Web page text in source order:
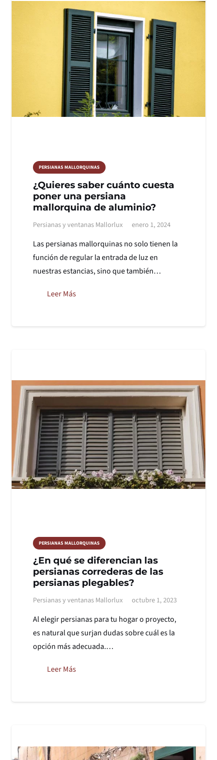
PERSIANAS MALLORQUINAS
¿Quieres saber cuánto cuesta
poner una persiana
mallorquina de aluminio?
Persianas y ventanas Mallorlux enero 1, 2024
Las persianas mallorquinas no solo tienen la
función de regular la entrada de luz en
nuestras estancias, sino que también…
Leer Más
PERSIANAS MALLORQUINAS
¿En qué se diferencian las
persianas correderas de las
persianas plegables?
Persianas y ventanas Mallorlux octubre 1, 2023
Al elegir persianas para tu hogar o proyecto,
es natural que surjan dudas sobre cuál es la
opción más adecuada.…
Leer Más